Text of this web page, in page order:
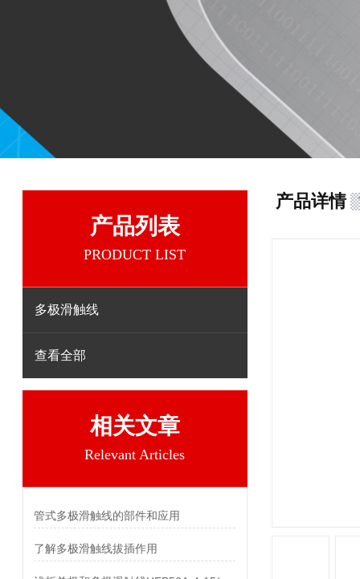
产品列表
PRODUCT LIST
多极滑触线
查看全部
相关文章
Relevant Articles
管式多极滑触线的部件和应用
了解多极滑触线拔插作用
产品详情